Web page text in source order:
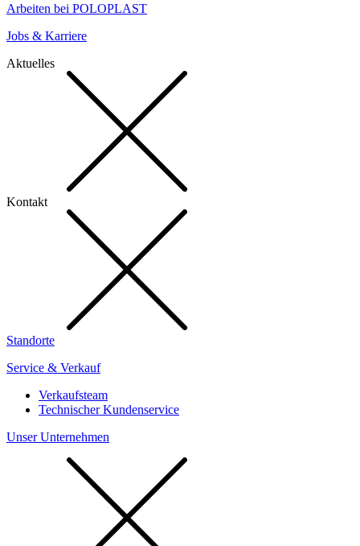
Arbeiten bei POLOPLAST
Jobs & Karriere
Aktuelles
Kontakt
Standorte
Service & Verkauf
Verkaufsteam
Technischer Kundenservice
Unser Unternehmen